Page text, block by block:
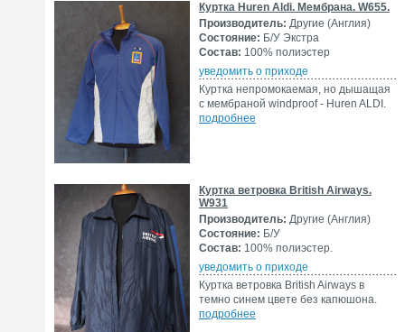
Куртка Huren Aldi. Мембрана. W655.
Производитель: Другие (Англия)
Состояние: Б/У Экстра
Состав: 100% полиэстер
уведомить о приходе
Куртка непромокаемая, но дышащая
с мембраной windproof - Huren ALDI.
подробнее
Куртка ветровка British Airways.
W931
Производитель: Другие (Англия)
Состояние: Б/У
Состав: 100% полиэстер.
уведомить о приходе
Куртка ветровка British Airways в
темно синем цвете без капюшона.
подробнее